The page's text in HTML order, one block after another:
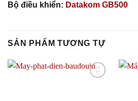
Bộ điều khiển: Datakom GB500
SẢN PHẨM TƯƠNG TỰ